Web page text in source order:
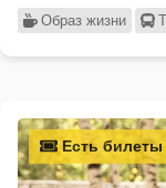
Образ жизни
Есть билеты